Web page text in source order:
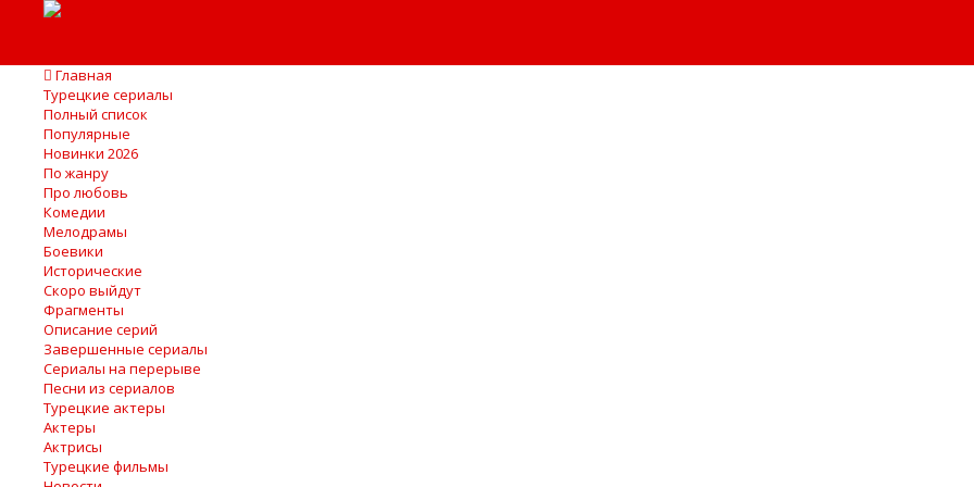
Главная
Турецкие сериалы
Полный список
Популярные
Новинки 2026
По жанру
Про любовь
Комедии
Мелодрамы
Боевики
Исторические
Скоро выйдут
Фрагменты
Описание серий
Завершенные сериалы
Сериалы на перерыве
Песни из сериалов
Турецкие актеры
Актеры
Актрисы
Турецкие фильмы